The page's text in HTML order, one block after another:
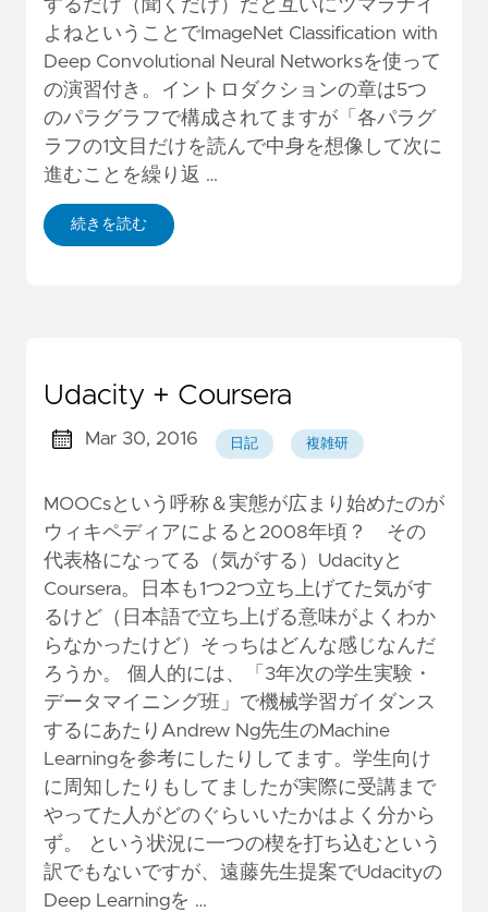
するだけ（聞くだけ）だと互いにツマラナイ
よねということでImageNet Classification with
Deep Convolutional Neural Networksを使って
の演習付き。イントロダクションの章は5つ
のパラグラフで構成されてますが「各パラグ
ラフの1文目だけを読んで中身を想像して次に
進むことを繰り返 …
続きを読む
Udacity + Coursera
Mar 30, 2016 日記 複雑研
MOOCsという呼称＆実態が広まり始めたのが
ウィキペディアによると2008年頃？ その
代表格になってる（気がする）Udacityと
Coursera。日本も1つ2つ立ち上げてた気がす
るけど（日本語で立ち上げる意味がよくわか
らなかったけど）そっちはどんな感じなんだ
ろうか。 個人的には、「3年次の学生実験・
データマイニング班」で機械学習ガイダンス
するにあたりAndrew Ng先生のMachine
Learningを参考にしたりしてます。学生向け
に周知したりもしてましたが実際に受講まで
やってた人がどのぐらいいたかはよく分から
ず。 という状況に一つの楔を打ち込むという
訳でもないですが、遠藤先生提案でUdacityの
Deep Learningを …